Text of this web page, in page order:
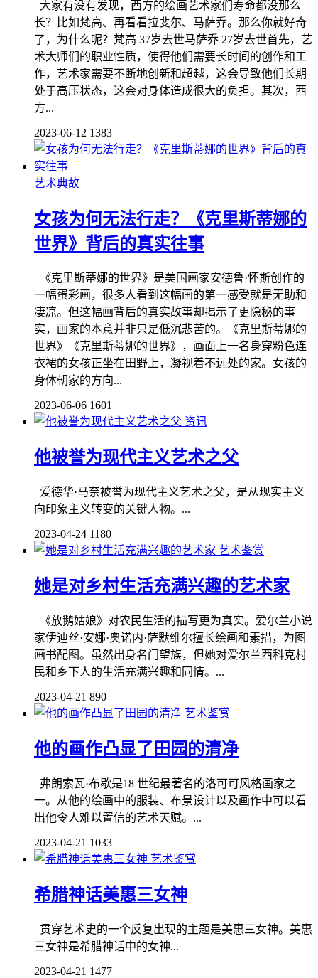
大家有没有发现，西方的绘画艺术家们寿命都没那么
长？比如梵高、再看看拉斐尔、马萨乔。那么你就好奇
了，为什么呢？梵高 37岁去世马萨乔 27岁去世首先，艺
术大师们的职业性质，使得他们需要长时间的创作和工
作，艺术家需要不断地创新和超越，这会导致他们长期
处于高压状态，这会对身体造成很大的负担。其次，西
方...
2023-06-12 1383
艺术典故
女孩为何无法行走？《克里斯蒂娜的
世界》背后的真实往事
《克里斯蒂娜的世界》是美国画家安德鲁·怀斯创作的
一幅蛋彩画，很多人看到这幅画的第一感受就是无助和
凄凉。但这幅画背后的真实故事却揭示了更隐秘的事
实，画家的本意并非只是低沉悲苦的。《克里斯蒂娜的
世界》《克里斯蒂娜的世界》，画面上一名身穿粉色连
衣裙的女孩正坐在田野上，凝视着不远处的家。女孩的
身体朝家的方向...
2023-06-06 1601
资讯
他被誉为现代主义艺术之父
爱德华·马奈被誉为现代主义艺术之父，是从现实主义
向印象主义转变的关键人物。...
2023-04-24 1180
艺术鉴赏
她是对乡村生活充满兴趣的艺术家
《放鹅姑娘》对农民生活的描写更为真实。爱尔兰小说
家伊迪丝·安娜·奥诺内·萨默维尔擅长绘画和素描，为图
画书配图。虽然出身名门望族，但她对爱尔兰西科克村
民和乡下人的生活充满兴趣和同情。...
2023-04-21 890
艺术鉴赏
他的画作凸显了田园的清净
弗朗索瓦·布歇是18 世纪最著名的洛可可风格画家之
一。从他的绘画中的服装、布景设计以及画作中可以看
出他令人难以置信的艺术天赋。...
2023-04-21 1033
艺术鉴赏
希腊神话美惠三女神
贯穿艺术史的一个反复出现的主题是美惠三女神。美惠
三女神是希腊神话中的女神...
2023-04-21 1477